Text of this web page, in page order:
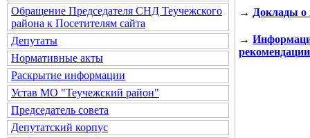
Обращение Председателя СНД Теучежского
района к Посетителям сайта
Депутаты
Нормативные акты
Раскрытие информации
Устав МО "Теучежский район"
Председатель совета
Депутатский корпус
→ Доклады о
→
рекомендации